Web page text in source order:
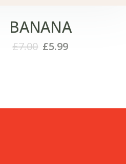
BANANA
£7.00 £5.99